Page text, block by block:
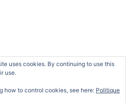
uses cookies. By continuing to use this
use.
how to control cookies, see here: Politique